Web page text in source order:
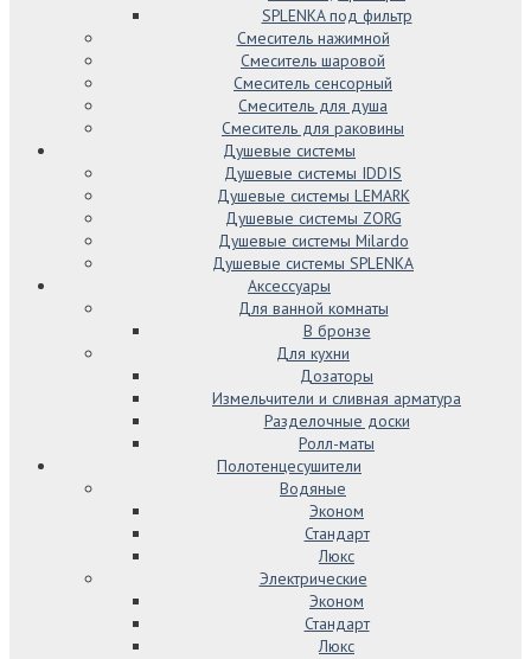
SPLENKA под фильтр
Смеситель нажимной
Смеситель шаровой
Смеситель сенсорный
Смеситель для душа
Смеситель для раковины
Душевые системы
Душевые системы IDDIS
Душевые системы LEMARK
Душевые системы ZORG
Душевые системы Milardo
Душевые системы SPLENKA
Аксессуары
Для ванной комнаты
В бронзе
Для кухни
Дозаторы
Измельчители и сливная арматура
Разделочные доски
Ролл-маты
Полотенцесушители
Водяные
Эконом
Стандарт
Люкс
Электрические
Эконом
Стандарт
Люкс